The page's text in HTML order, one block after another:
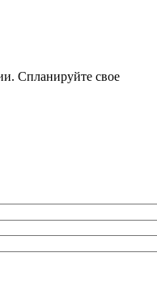
Спланируйте свое